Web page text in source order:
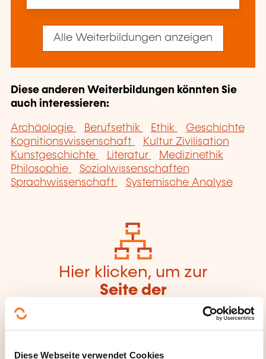
Diese Webseite verwendet Cookies
Alle Weiterbildungen anzeigen
Diese anderen Weiterbildungen könnten Sie
auch interessieren:
Archäologie Berufsethik Ethik
Geschichte
Kognitionswissenschaft
Kultur Zivilisation
Kunstgeschichte
Literatur
Medizinethik
Philosophie
Sozialwissenschaften
Sprachwissenschaft
Systemische Analyse
Hier klicken, um zur
Seite der
Weiterbildungskate
gorien